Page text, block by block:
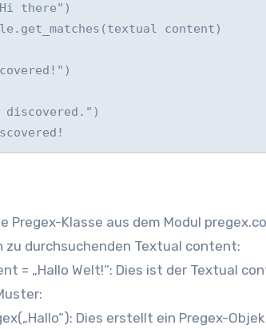
there")
content)
discovered.")
Pregex-Klasse aus dem Modul
zu durchsuchenden Textual content:
= „Hallo Welt!“: Dies ist der Textual
Dies erstellt ein Pregex-